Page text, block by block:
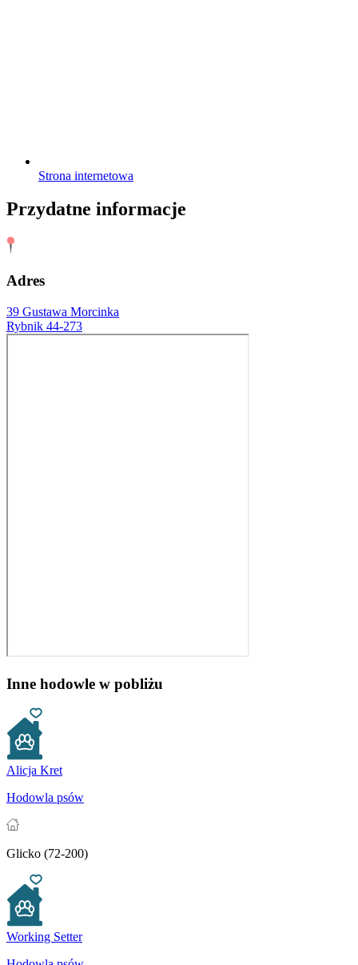
Strona internetowa
Przydatne informacje
Adres
39 Gustawa Morcinka
Rybnik 44-273
Inne hodowle w pobliżu
Alicja Kret
Hodowla psów
Glicko (72-200)
Working Setter